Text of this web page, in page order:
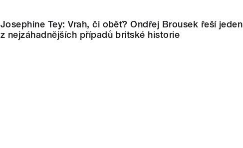
Josephine Tey: Vrah, či oběť? Ondřej Brousek řeší jeden
z nejzáhadnějších případů britské historie